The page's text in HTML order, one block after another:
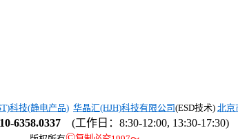
科技(静电产品) 华晶汇(HJH)科技有限公司(ESD技术) 北京
6358.0337 (工作日：8:30-12:00, 13:30-17:30)